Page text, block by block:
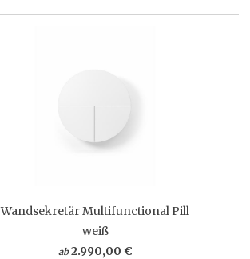
Wandsekretär Multifunctional Pill
weiß
ab 2.990,00 €